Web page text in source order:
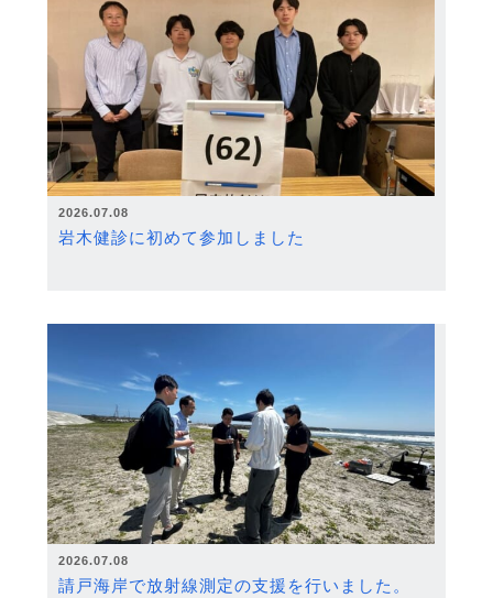
2026.07.08
岩木健診に初めて参加しました
2026.07.08
請戸海岸で放射線測定の支援を行いました。